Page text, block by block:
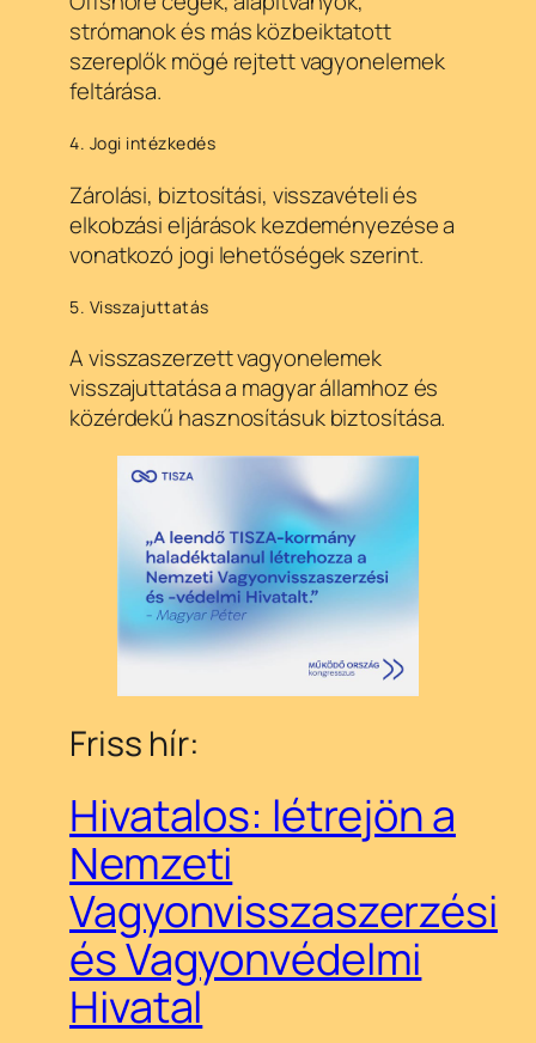
strómanok és más közbeiktatott
szereplők mögé rejtett vagyonelemek
feltárása.
4. Jogi intézkedés
Zárolási, biztosítási, visszavételi és
elkobzási eljárások kezdeményezése a
vonatkozó jogi lehetőségek szerint.
5. Visszajuttatás
A visszaszerzett vagyonelemek
visszajuttatása a magyar államhoz és
közérdekű hasznosításuk biztosítása.
Friss hír:
Hivatalos: létrejön a
Nemzeti
Vagyonvisszaszerzési
és Vagyonvédelmi
Hivatal